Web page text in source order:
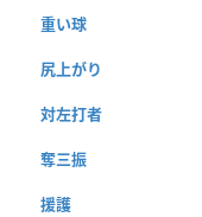
重い球
尻上がり
対左打者
奪三振
援護